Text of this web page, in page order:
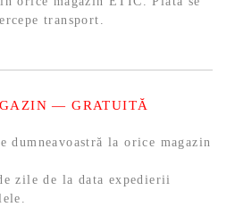
transport.
— GRATUITĂ
dumneavoastră la orice magazin
zile de la data expedierii